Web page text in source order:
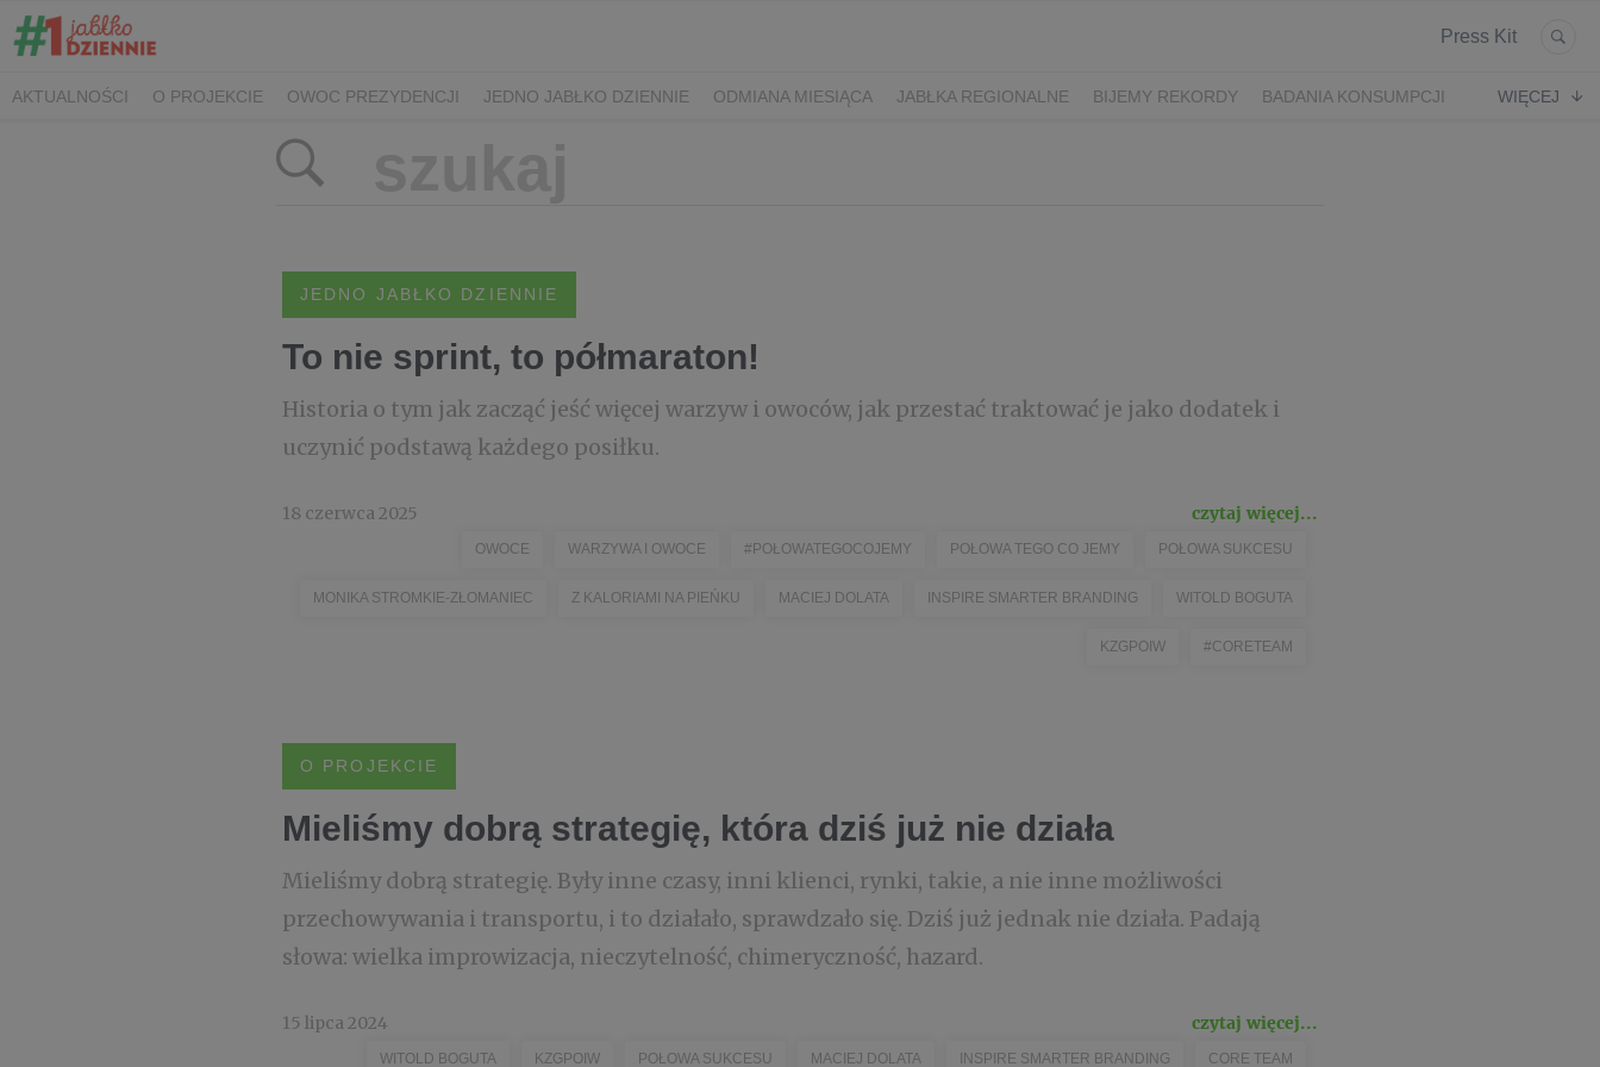
Press Kit
AKTUALNOŚCI O PROJEKCIE OWOC PREZYDENCJI JEDNO JABŁKO DZIENNIE ODMIANA MIESIĄCA JABŁKA REGIONALNE BIJEMY REKORDY
BADANIA KONSUMPCJI
WIĘCEJ
JEDNO JABŁKO DZIENNIE
To nie sprint, to półmaraton!
Historia o tym jak zacząć jeść więcej warzyw i owoców, jak przestać traktować je jako dodatek i
uczynić podstawą każdego posiłku.
18 czerwca 2025 czytaj więcej...
OWOCE WARZYWA I OWOCE #POŁOWATEGOCOJEMY POŁOWA TEGO CO JEMY POŁOWA SUKCESU
MONIKA STROMKIE-ZŁOMANIEC Z KALORIAMI NA PIEŃKU MACIEJ DOLATA INSPIRE SMARTER BRANDING WITOLD BOGUTA
KZGPOIW #CORETEAM
O PROJEKCIE
Mieliśmy dobrą strategię, która dziś już nie działa
Mieliśmy dobrą strategię. Były inne czasy, inni klienci, rynki, takie, a nie inne możliwości
przechowywania i transportu, i to działało, sprawdzało się. Dziś już jednak nie działa. Padają
słowa: wielka improwizacja, nieczytelność, chimeryczność, hazard.
15 lipca 2024 czytaj więcej...
WITOLD BOGUTA KZGPOIW POŁOWA SUKCESU MACIEJ DOLATA INSPIRE SMARTER BRANDING CORE TEAM